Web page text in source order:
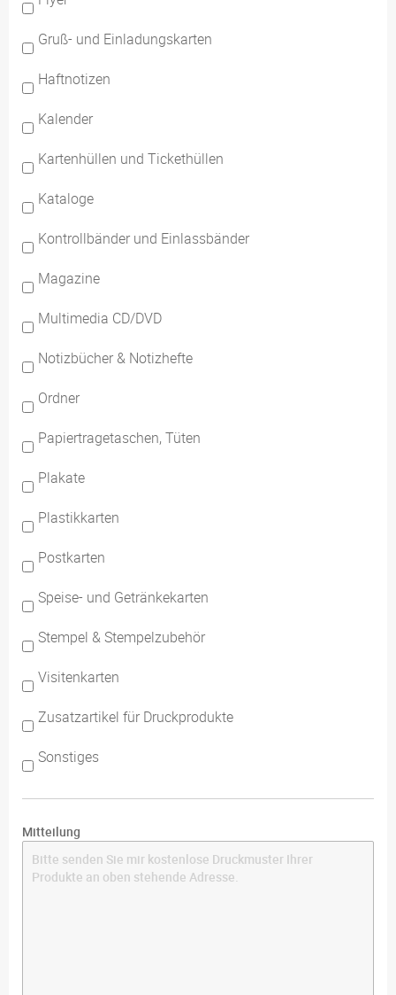
Gruß- und Einladungskarten
Haftnotizen
Kalender
Kartenhüllen und Tickethüllen
Kataloge
Kontrollbänder und Einlassbänder
Magazine
Multimedia CD/DVD
Notizbücher & Notizhefte
Ordner
Papiertragetaschen, Tüten
Plakate
Plastikkarten
Postkarten
Speise- und Getränkekarten
Stempel & Stempelzubehör
Visitenkarten
Zusatzartikel für Druckprodukte
Sonstiges
Mitteilung